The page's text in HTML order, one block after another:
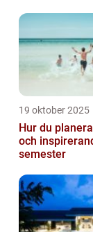
19 oktober 2025
Hur du
och
semester